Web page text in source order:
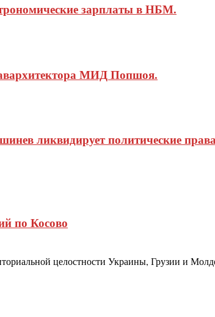
зарплаты в НБМ.
МИД Попшоя.
ликвидирует политические права
по Косово
целостности Украины, Грузии и